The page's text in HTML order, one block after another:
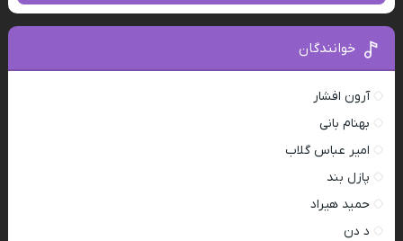
خوانندگان
آرون افشار
بهنام بانی
امیر عباس گلاب
پازل بند
حمید هیراد
د دن